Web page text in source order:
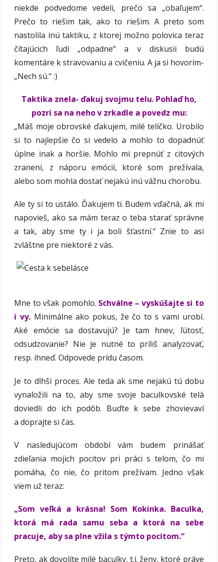
niekde podvedome vedeli, prečo sa „obaľujem“.
Prečo to riešim tak, ako to riešim. A preto som
nastolila inú taktiku, z ktorej možno polovica teraz
čítajúcich ľudí „odpadne“ a v diskusii budú
komentáre k stravovaniu a cvičeniu. A ja si hovorím-
„Nech sú.“ :)
Taktika znela- ďakuj svojmu telu. Pohlaď ho,
pozri sa na neho v zrkadle a povedz mu:
„Máš moje obrovské ďakujem, milé telíčko. Urobilo
si to najlepšie čo si vedelo a mohlo to dopadnúť
úplne inak a horšie. Mohlo mi prepnúť z citových
zranení, z náporu emócií, ktoré som prežívala,
alebo som mohla dostať nejakú inú vážnu chorobu.
Ale ty si to ustálo. Ďakujem ti. Budem vďačná, ak mi
napovieš, ako sa mám teraz o teba starať správne
a tak, aby sme ty i ja boli šťastní.“ Znie to asi
zvláštne pre niektoré z vás.
Mne to však pomohlo. Schválne – vyskúšajte si to
i vy. Minimálne ako pokus, že čo to s vami urobí.
Aké emócie sa dostavujú? Je tam hnev, ľútosť,
odsudzovanie? Nie je nutné to príliš analyzovať,
resp. ihneď. Odpovede prídu časom.
Je to dlhší proces. Ale teda ak sme nejakú tú dobu
vynaložili na to, aby sme svoje baculkovské telá
doviedli do ich podôb. Buďte k sebe zhovievaví
a doprajte si čas.
V nasledujúcom období vám budem prinášať
zdieľania mojich pocitov pri práci s telom, čo mi
pomáha, čo nie, čo pritom prežívam. Jedno však
viem už teraz:
„Som veľká a krásna! Som Kokinka. Baculka,
ktorá má rada samu seba a ktorá na sebe
pracuje, aby sa plne vžila s týmto pocitom.“
Preto, ak dovolíte milé baculky, t.j. ženy, ktoré práve